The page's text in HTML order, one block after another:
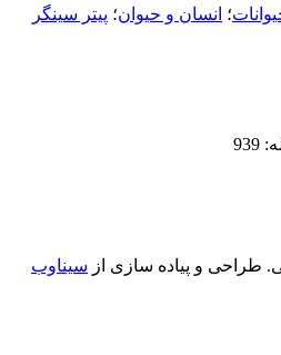
؛ انسان و حیوان؛ پیتر سینگر
طراحی و پیاده سازی از سیناوب